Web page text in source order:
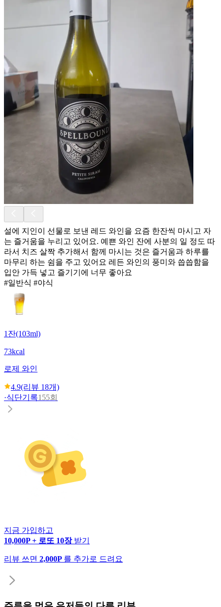
설에 지인이 선물로 보낸 레드 와인을 요즘 한잔씩 마시고 자
는 즐거움을 누리고 있어요. 예쁜 와인 잔에 사분의 일 정도 따
라서 치즈 살짝 추가해서 함께 마시는 것은 즐거움과 하루를
마무리 하는 쉼을 주고 있어요 레든 와인의 풍미와 씁씁함을
입안 가득 넣고 즐기기에 너무 좋아요
#일반식 #야식
1잔(103ml)
73kcal
로제 와인
4.9(리뷰 18개)
·식단기록155회
지금 가입하고
10,000P + 로또 10장 받기
리뷰 쓰면 2,000P 를 추가로 드려요